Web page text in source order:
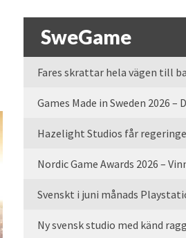
SweGame
Nordic Game Awards 2026 –
Svenskt i juni månads
Ny svensk studio med känd